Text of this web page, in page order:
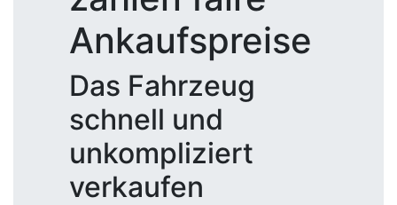
Ankaufspreise
Das Fahrzeug
schnell und
unkompliziert
verkaufen